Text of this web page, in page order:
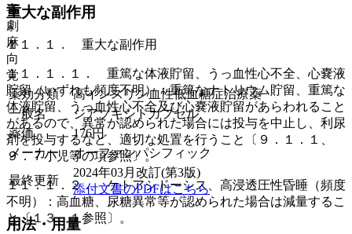
重大な副作用
１１．１． 重大な副作用
１１．１．１． 重篤な体液貯留、うっ血性心不全、心嚢液
貯留（いずれも頻度不明）：重篤なナトリウム貯留、重篤な
体液貯留、うっ血性心不全及び心嚢液貯留があらわれること
があるので、異常が認められた場合には投与を中止し、利尿
剤を投与するなど、適切な処置を行うこと〔９．１．１、
９．７小児等の項参照〕。
１１．１．２． ケトアシドーシス、高浸透圧性昏睡（頻度
不明）：高血糖、尿糖異常等が認められた場合は減量するこ
と〔１３．１参照〕。
毒
劇
麻
向
覚
薬効分類
高インスリン血性低血糖症治療薬
一般名
ジアゾキシドカプセル
薬価
176円
メーカー
オーファンパシフィック
最終更新
2024年03月改訂(第3版)
添付文書のPDFはこちら
用法・用量